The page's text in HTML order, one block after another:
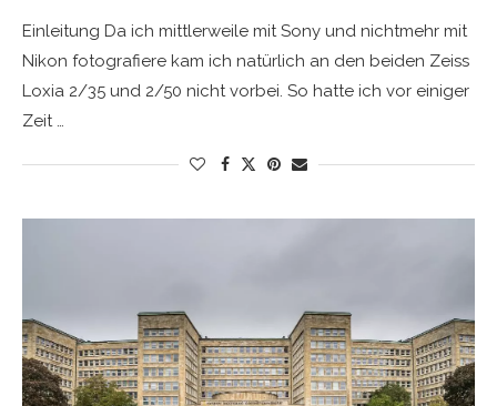
Einleitung Da ich mittlerweile mit Sony und nichtmehr mit
Nikon fotografiere kam ich natürlich an den beiden Zeiss
Loxia 2/35 und 2/50 nicht vorbei. So hatte ich vor einiger
Zeit …